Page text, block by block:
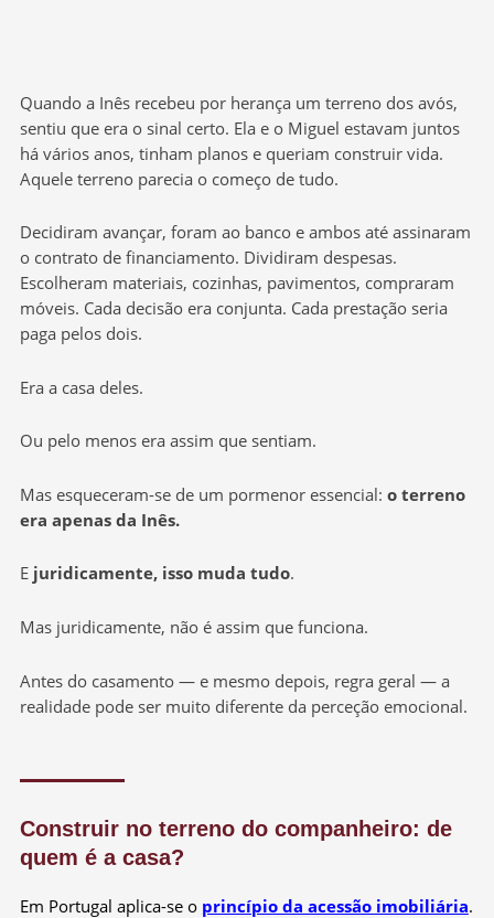
Quando a Inês recebeu por herança um terreno dos avós,
sentiu que era o sinal certo. Ela e o Miguel estavam juntos
há vários anos, tinham planos e queriam construir vida.
Aquele terreno parecia o começo de tudo.
Decidiram avançar, foram ao banco e ambos até assinaram
o contrato de financiamento. Dividiram despesas.
Escolheram materiais, cozinhas, pavimentos, compraram
móveis. Cada decisão era conjunta. Cada prestação seria
paga pelos dois.
Era a casa deles.
Ou pelo menos era assim que sentiam.
Mas esqueceram-se de um pormenor essencial: o terreno
era apenas da Inês.
E juridicamente, isso muda tudo.
Mas juridicamente, não é assim que funciona.
Antes do casamento — e mesmo depois, regra geral — a
realidade pode ser muito diferente da perceção emocional.
Construir no terreno do companheiro: de
quem é a casa?
Em Portugal aplica-se o princípio da acessão imobiliária.